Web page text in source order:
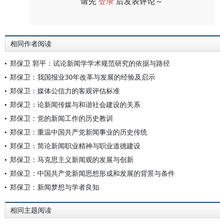
相同作者阅读
郑保卫 郭平：试论新闻学学术规范研究的依据与路径
郑保卫：我国报业30年改革与发展的经验及启示
郑保卫：媒体公信力的客观评估标准
郑保卫：论新闻传媒与和谐社会建设的关系
郑保卫：党的新闻工作的历史教训
郑保卫：重温中国共产党新闻事业的历史传统
郑保卫：简论新闻职业精神与职业道德建设
郑保卫：马克思主义新闻观的发展与创新
郑保卫：中国共产党新闻思想形成和发展的背景与条件
郑保卫：新闻梦想与学者良知
相同主题阅读